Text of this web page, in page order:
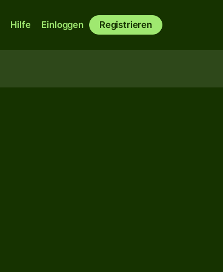
Hilfe Einloggen Registrieren